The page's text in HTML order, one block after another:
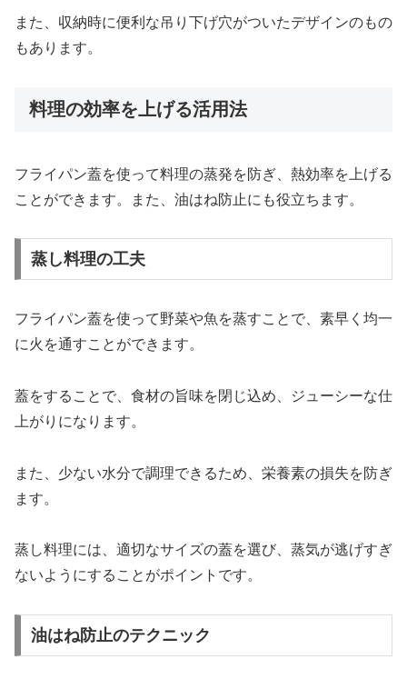
また、収納時に便利な吊り下げ穴がついたデザインのもの
もあります。
料理の効率を上げる活用法
フライパン蓋を使って料理の蒸発を防ぎ、熱効率を上げる
ことができます。また、油はね防止にも役立ちます。
蒸し料理の工夫
フライパン蓋を使って野菜や魚を蒸すことで、素早く均一
に火を通すことができます。
蓋をすることで、食材の旨味を閉じ込め、ジューシーな仕
上がりになります。
また、少ない水分で調理できるため、栄養素の損失を防ぎ
ます。
蒸し料理には、適切なサイズの蓋を選び、蒸気が逃げすぎ
ないようにすることがポイントです。
油はね防止のテクニック